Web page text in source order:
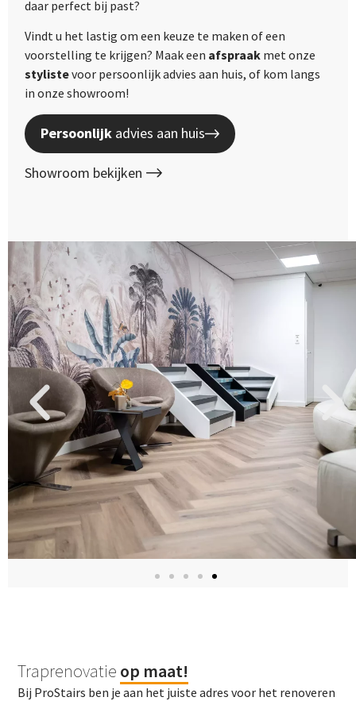
daar perfect bij past?
Vindt u het lastig om een keuze te maken of een
voorstelling te krijgen? Maak een afspraak met onze
stylistevoor persoonlijk advies aan huis, of kom langs
in onze showroom!
Persoonlijk advies aan huis
Showroom bekijken
Traprenovatie op maat!
Bij ProStairs ben je aan het juiste adres voor het renoveren